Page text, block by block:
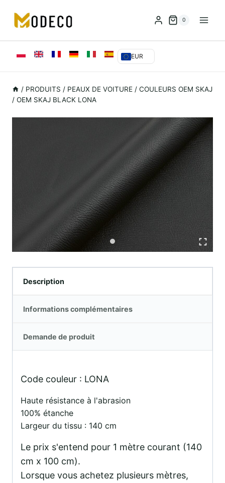
content
0
EUR
/ PRODUITS / PEAUX DE VOITURE / COULEURS OEM SKAJ
/ OEM SKAJ BLACK LONA
Description
Informations complémentaires
Demande de produit
Code couleur : LONA
Haute résistance à l'abrasion
100% étanche
Largeur du tissu : 140 cm
Le prix s'entend pour 1 mètre courant (140
cm x 100 cm).
Lorsque vous achetez plusieurs mètres,